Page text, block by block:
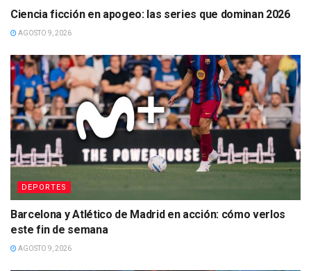
Ciencia ficción en apogeo: las series que dominan 2026
AGOSTO 9, 2026
DEPORTES
Barcelona y Atlético de Madrid en acción: cómo verlos
este fin de semana
AGOSTO 9, 2026